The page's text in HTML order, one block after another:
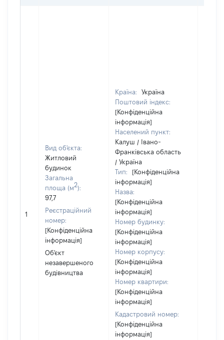
1
Вид об'єкта:
Житловий
будинок
Загальна
площа (м2):
97,7
Реєстраційний
номер:
[Конфіденційна
інформація]
Об'єкт
незавершеного
будівництва
Країна:
Україна
Поштовий індекс:
[Конфіденційна
інформація]
Населений пункт:
Калуш / Івано-
Франківська область
/ Україна
Тип:
[Конфіденційна
інформація]
Назва:
[Конфіденційна
інформація]
Номер будинку:
[Конфіденційна
інформація]
Номер корпусу:
[Конфіденційна
інформація]
Номер квартири:
[Конфіденційна
інформація]
Кадастровий номер:
[Конфіденційна
інформація]